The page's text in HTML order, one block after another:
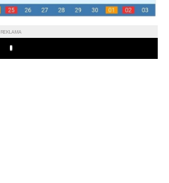
REKLAMA
Play